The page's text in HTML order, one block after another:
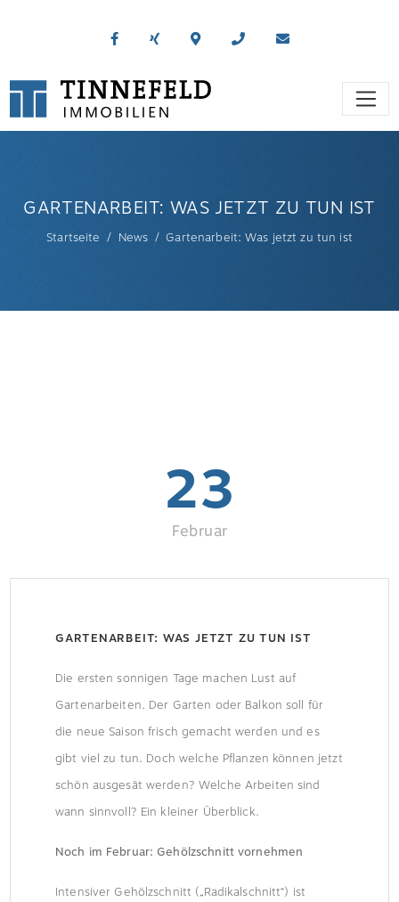
GARTENARBEIT: WAS JETZT ZU TUN IST
Startseite News Gartenarbeit: Was jetzt zu tun ist
23
Februar
GARTENARBEIT: WAS JETZT ZU TUN IST
Die ersten sonnigen Tage machen Lust auf
Gartenarbeiten. Der Garten oder Balkon soll für
die neue Saison frisch gemacht werden und es
gibt viel zu tun. Doch welche Pflanzen können jetzt
schön ausgesät werden? Welche Arbeiten sind
wann sinnvoll? Ein kleiner Überblick.
Noch im Februar: Gehölzschnitt vornehmen
Intensiver Gehölzschnitt („Radikalschnitt“) ist